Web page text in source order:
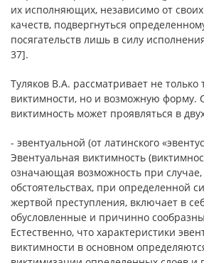
их исполняющих, независимо от
качеств, подвергнуться
посягательств лишь в силу
37].
Туляков В.А. рассматривает не только
виктимности, но и возможную форму.
виктимность может проявляться в
- эвентуальной (от латинского
Эвентуальная виктимность
означающая возможность при
обстоятельствах, при определенной
жертвой преступления, включает в
обусловленные и причинно
Естественно, что характеристики
виктимности в основном